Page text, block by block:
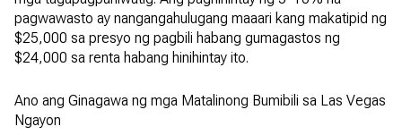
pagwawasto ay nangangahulugang maaari kang makatipid ng
$25,000 sa presyo ng pagbili habang gumagastos ng
$24,000 sa renta habang hinihintay ito.
Ano ang Ginagawa ng mga Matalinong Bumibili sa Las Vegas
Ngayon